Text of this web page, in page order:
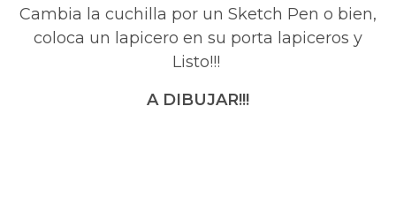
Cambia la cuchilla por un Sketch Pen o bien,
coloca un lapicero en su porta lapiceros y
Listo!!!
A DIBUJAR!!!